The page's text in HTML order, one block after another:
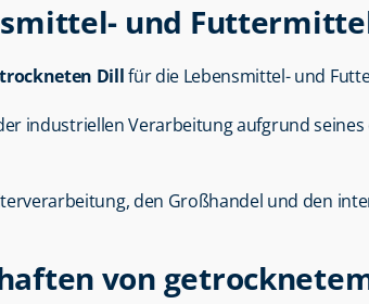
und
Dill für die Lebensmittel- und
industriellen Verarbeitung aufgrund
den Großhandel und den
von